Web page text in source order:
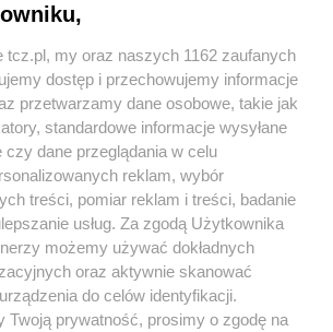
PRYWATNOŚCI HOSTING
RSS FACEBOOK KONTAKT
Nasze serwisy
Muzyka i kultura
tcz.pl, my oraz naszych 1162 zaufanych
dostęp i przechowujemy informacje
przetwarzamy dane osobowe, takie jak
standardowe informacje wysyłane
czy dane przeglądania w celu
reklam, wybór
treści, pomiar reklam i treści, badanie
usług. Za zgodą Użytkownika
możemy używać dokładnych
oraz aktywnie skanować
do celów identyfikacji.
Twoją prywatność, prosimy o zgodę na